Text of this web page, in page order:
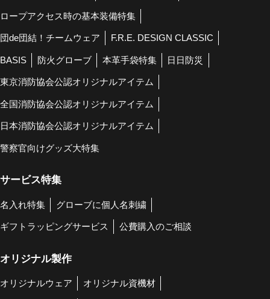
ロープアクセス時の基本装備特集
団de団結！チームウェア F.R.E. DESIGN CLASSIC
BASIS 防火グローブ 本革手袋特集 日日防災
東京消防協会公認オリジナルアイテム
全国消防協会公認オリジナルアイテム
日本消防協会公認オリジナルアイテム
警察官向けグッズ大特集
サービス特集
名入れ特集 グローブに個人名刺繍
ギフトラッピングサービス 公費購入のご相談
オリジナル製作
オリジナルウェア オリジナル資機材